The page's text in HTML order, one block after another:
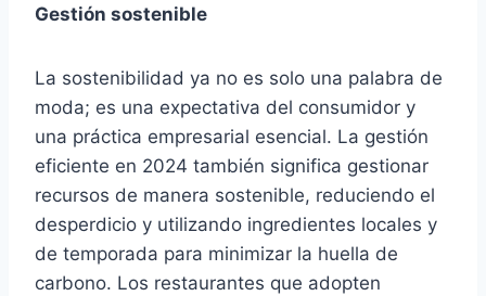
Gestión sostenible
La sostenibilidad ya no es solo una palabra de
moda; es una expectativa del consumidor y
una práctica empresarial esencial. La gestión
eficiente en 2024 también significa gestionar
recursos de manera sostenible, reduciendo el
desperdicio y utilizando ingredientes locales y
de temporada para minimizar la huella de
carbono. Los restaurantes que adopten